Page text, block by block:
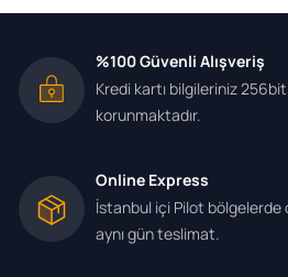
%100 Güvenli Alışveriş
Kredi kartı bilgileriniz
korunmaktadır.
Online Express
İstanbul içi Pilot
aynı gün teslimat.